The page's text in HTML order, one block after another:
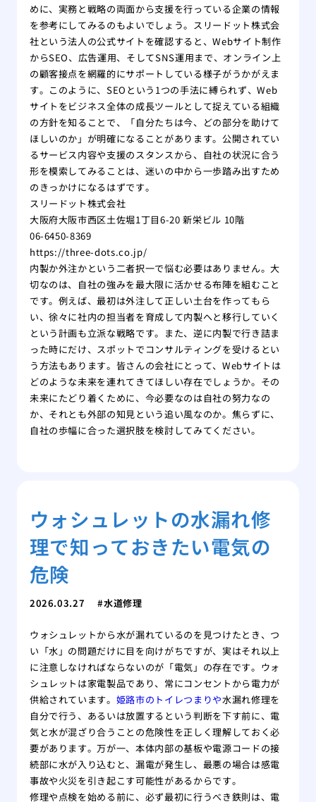
めに、実務と戦略の両面から支援を行っている企業の情報
を参考にしてみるのもよいでしょう。スリードット株式会
社という法人の公式サイトを確認すると、Webサイト制作
からSEO、広告運用、そしてSNS運用まで、オンライン上
の顧客接点を網羅的にサポートしている様子がうかがえま
す。このように、SEOという1つの手法に縛られず、Web
サイトをビジネス全体の成長ツールとして捉えている組織
の方針を知ることで、「自分たちは今、どの部分を助けて
ほしいのか」が明確になることがあります。公開されてい
るサービス内容や支援のスタンスから、自社の状況に合う
形を模索してみることは、迷いの中から一歩踏み出すため
のきっかけになるはずです。
スリードット株式会社
大阪府大阪市西区土佐堀1丁目6-20 新栄ビル 10階
06-6450-8369
https://three-dots.co.jp/
内製か外注かという二者択一で悩む必要はありません。大
切なのは、自社の強みを最大限に活かせる布陣を組むこと
です。例えば、最初は外注して正しい土台を作ってもら
い、徐々に社内の担当者を育成して内製へと移行していく
という計画も立派な戦略です。また、逆に内製で行き詰ま
った時にだけ、スポットでコンサルティングを受けるとい
う方法もあります。皆さんの会社にとって、Webサイトは
どのような未来を連れてきてほしい存在でしょうか。その
未来にたどり着くために、今必要なのは自社の努力なの
か、それとも外部の知見という追い風なのか。焦らずに、
自社の歩幅に合った選択肢を検討してみてください。
ウォシュレットの水漏れ修
理で知っておきたい電気の
危険
2026.03.27 水道修理
ウォシュレットから水が漏れているのを見つけたとき、つ
い「水」の問題だけに目を向けがちですが、実はそれ以上
に注意しなければならないのが「電気」の存在です。ウォ
シュレットは家電製品であり、常にコンセントから電力が
供給されています。 姫路市のトイレつまりや水漏れ修理を
自分で行う、あるいは放置するという判断を下す前に、電
気と水が混ざり合うことの危険性を正しく理解しておく必
要があります。万が一、本体内部の基板や電源コードの接
続部に水が入り込むと、漏電が発生し、最悪の場合は感電
事故や火災を引き起こす可能性があるからです。
修理や点検を始める前に、必ず最初に行うべき鉄則は、電